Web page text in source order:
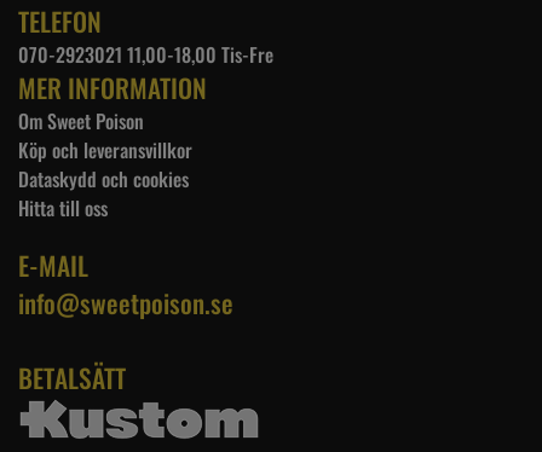
TELEFON
070-2923021 11,00-18,00 Tis-Fre
MER INFORMATION
Om Sweet Poison
Köp och leveransvillkor
Dataskydd och cookies
Hitta till oss
E-MAIL
info@sweetpoison.se
BETALSÄTT